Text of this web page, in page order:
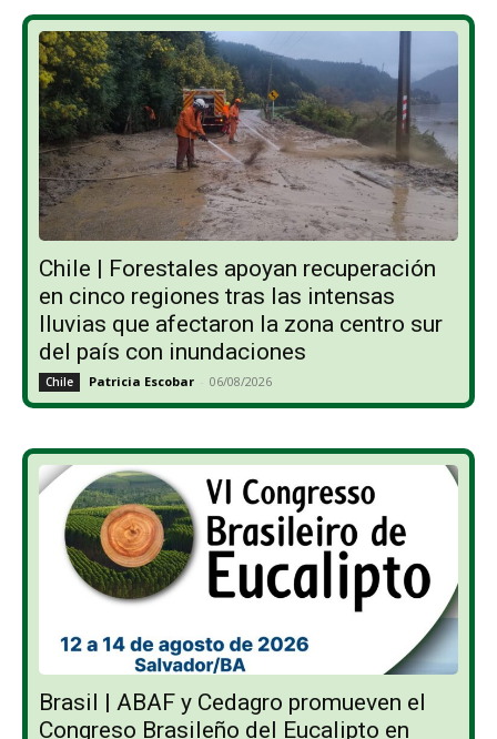
Chile | Forestales apoyan recuperación
en cinco regiones tras las intensas
lluvias que afectaron la zona centro sur
del país con inundaciones
Chile Patricia Escobar - 06/08/2026
Brasil | ABAF y Cedagro promueven el
Congreso Brasileño del Eucalipto en